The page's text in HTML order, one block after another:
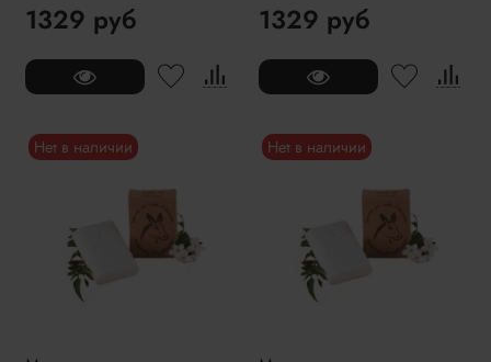
1329 руб 1329 руб
Нет в наличии Нет в наличии